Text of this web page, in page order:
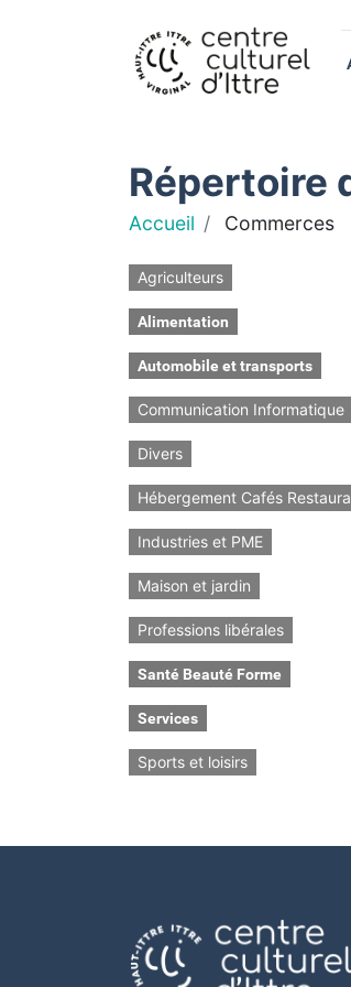
Répertoire
Accueil Commerces
Agriculteurs
Alimentation
Automobile et transports
Communication Informatique
Divers
Hébergement Cafés
Industries et PME
Maison et jardin
Professions libérales
Santé Beauté Forme
Services
Sports et loisirs